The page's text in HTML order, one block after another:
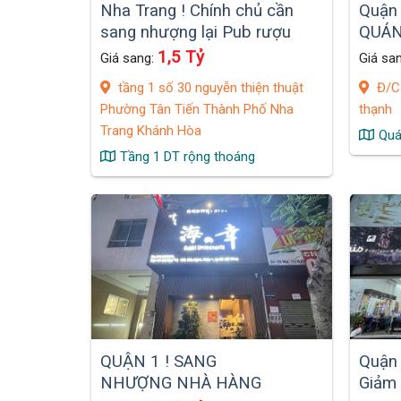
Nha Trang ! Chính chủ cần
sang nhượng lại Pub rượu
Hàn và cafe Vị trí sầm uất
Giá sang: 1,5 Tỷ
tầng 1 số 30 nguyễn thiện thuật
Phường Tân Tiến Thành Phố Nha
Trang Khánh Hòa
Tầng 1 DT rộng thoáng
VIÊN
Giá
Đ/C
thạnh
QUẬN 1 ! SANG
NHƯỢNG NHÀ HÀNG